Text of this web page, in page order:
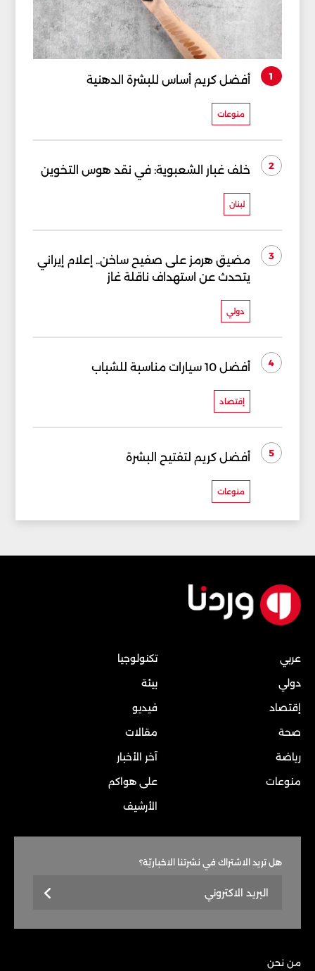
1 أفضل كريم أساس للبشرة الدهنية
منوعات
2 خلف غبار الشعبوية: في نقد هوس التخوين
لبنان
3
مضيق هرمز على صفيح ساخن.. إعلام إيراني
يتحدث عن استهداف ناقلة غاز
دولي
4 أفضل 10 سيارات مناسبة للشباب
إقتصاد
5 أفضل كريم لتفتيح البشرة
منوعات
عربي
دولي
إقتصاد
صحة
رياضة
منوعات
تكنولوجيا
بيئة
فيديو
مقالات
آخر الأخبار
على هواكم
الأرشيف
هل تريد الاشتراك في نشرتنا الاخباريّة؟
من نحن